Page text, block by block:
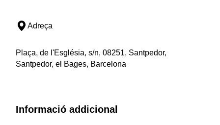
Adreça
Plaça, de l'Església, s/n, 08251, Santpedor,
Santpedor, el Bages, Barcelona
Informació addicional